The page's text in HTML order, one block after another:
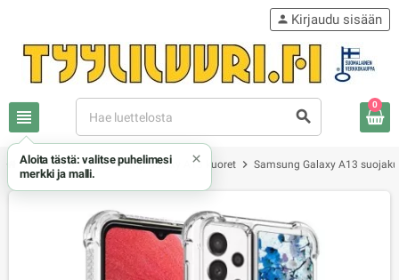
view_headline search
person Kirjaudu sisään
0
chevron_rightSamsung chevron_rightSamsung Galaxy A13 kuoret chevron_right Samsung Galaxy A13
Aloita tästä: valitse puhelimesi
merkki ja malli.
×